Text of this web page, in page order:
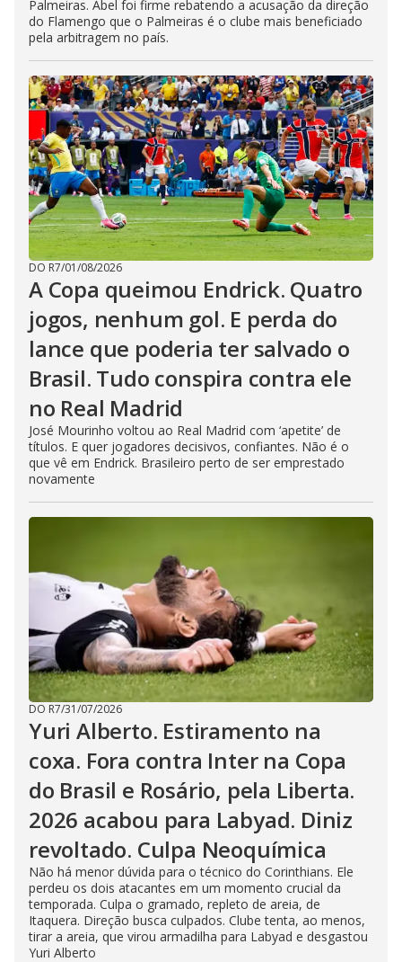
Palmeiras. Abel foi firme rebatendo a acusação da direção
do Flamengo que o Palmeiras é o clube mais beneficiado
pela arbitragem no país.
DO R7/01/08/2026
A Copa queimou Endrick. Quatro
jogos, nenhum gol. E perda do
lance que poderia ter salvado o
Brasil. Tudo conspira contra ele
no Real Madrid
José Mourinho voltou ao Real Madrid com ‘apetite’ de
títulos. E quer jogadores decisivos, confiantes. Não é o
que vê em Endrick. Brasileiro perto de ser emprestado
novamente
DO R7/31/07/2026
Yuri Alberto. Estiramento na
coxa. Fora contra Inter na Copa
do Brasil e Rosário, pela Liberta.
2026 acabou para Labyad. Diniz
revoltado. Culpa Neoquímica
Não há menor dúvida para o técnico do Corinthians. Ele
perdeu os dois atacantes em um momento crucial da
temporada. Culpa o gramado, repleto de areia, de
Itaquera. Direção busca culpados. Clube tenta, ao menos,
tirar a areia, que virou armadilha para Labyad e desgastou
Yuri Alberto